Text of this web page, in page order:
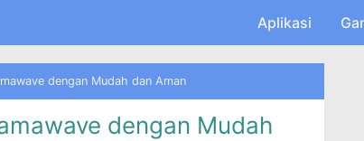
Aplikasi
dengan Mudah dan Aman
dengan Mudah